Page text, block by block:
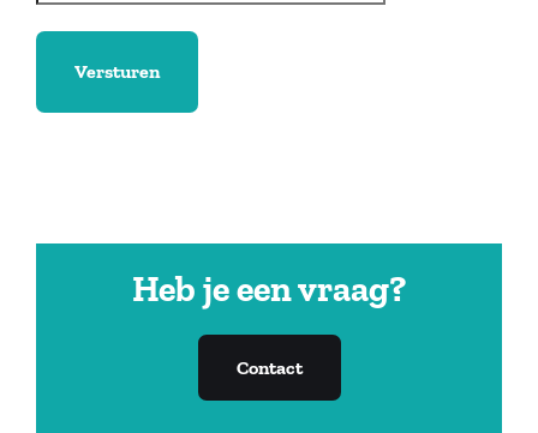
Heb je een vraag?
Contact